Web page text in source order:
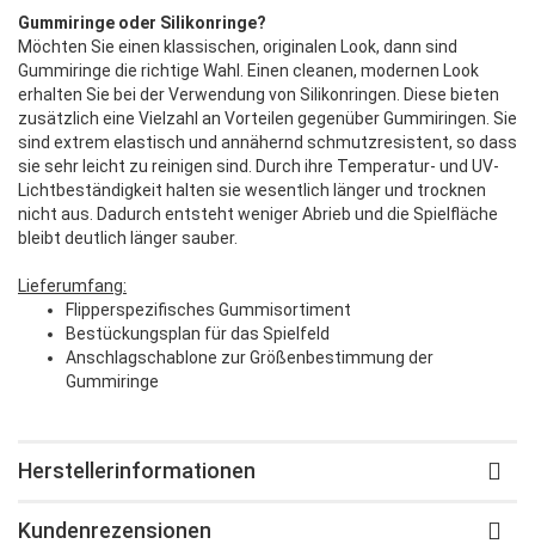
Gummiringe oder Silikonringe?
Möchten Sie einen klassischen, originalen Look, dann sind
Gummiringe die richtige Wahl. Einen cleanen, modernen Look
erhalten Sie bei der Verwendung von Silikonringen. Diese bieten
zusätzlich eine Vielzahl an Vorteilen gegenüber Gummiringen. Sie
sind extrem elastisch und annähernd schmutzresistent, so dass
sie sehr leicht zu reinigen sind. Durch ihre Temperatur- und UV-
Lichtbeständigkeit halten sie wesentlich länger und trocknen
nicht aus. Dadurch entsteht weniger Abrieb und die Spielfläche
bleibt deutlich länger sauber.
Lieferumfang:
Flipperspezifisches Gummisortiment
Bestückungsplan für das Spielfeld
Anschlagschablone zur Größenbestimmung der
Gummiringe
Herstellerinformationen
Kundenrezensionen